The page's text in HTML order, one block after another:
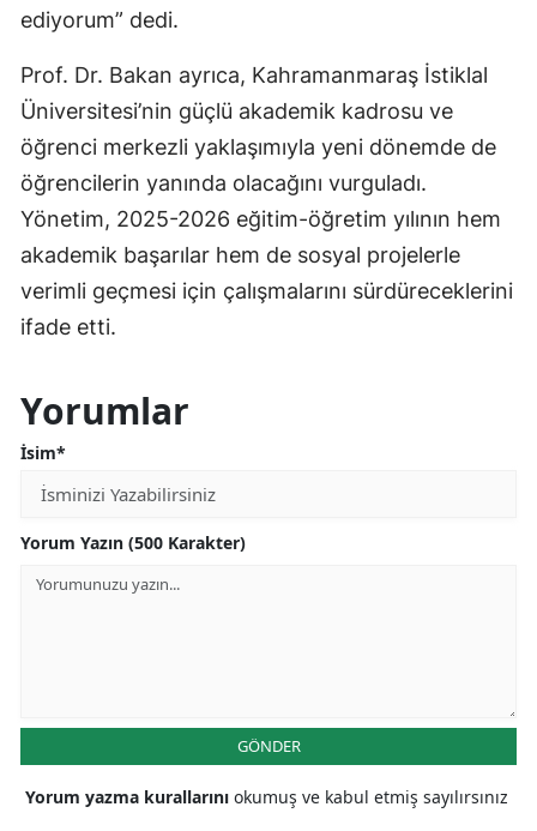
ediyorum” dedi.
Prof. Dr. Bakan ayrıca, Kahramanmaraş İstiklal
Üniversitesi’nin güçlü akademik kadrosu ve
öğrenci merkezli yaklaşımıyla yeni dönemde de
öğrencilerin yanında olacağını vurguladı.
Yönetim, 2025-2026 eğitim-öğretim yılının hem
akademik başarılar hem de sosyal projelerle
verimli geçmesi için çalışmalarını sürdüreceklerini
ifade etti.
Yorumlar
İsim*
Yorum Yazın (500 Karakter)
GÖNDER
Yorum yazma kurallarını okumuş ve kabul etmiş sayılırsınız